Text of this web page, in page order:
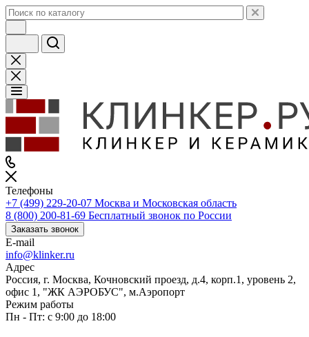
Телефоны
+7 (499) 229-20-07 Москва и Московская область
8 (800) 200-81-69 Бесплатный звонок по России
Заказать звонок
E-mail
info@klinker.ru
Адрес
Россия, г. Москва, Кочновский проезд, д.4, корп.1, уровень 2,
офис 1, "ЖК АЭРОБУС", м.Аэропорт
Режим работы
Пн - Пт: с 9:00 до 18:00